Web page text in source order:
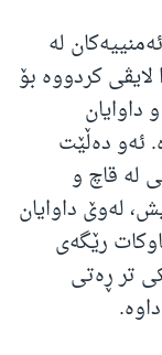
لە
کردووە بۆ
داوایان
ئەو دەڵێت
لە قاچ و
لەوێ داوایان
رێگەی
تر ڕەتی